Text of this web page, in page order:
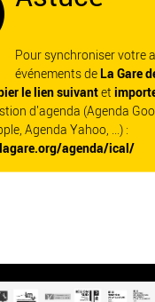
Pour synchroniser votre
événements de La Gare
le lien suivantet
d'agenda (Agenda
Agenda Yahoo, ...) :
agenda/ical/